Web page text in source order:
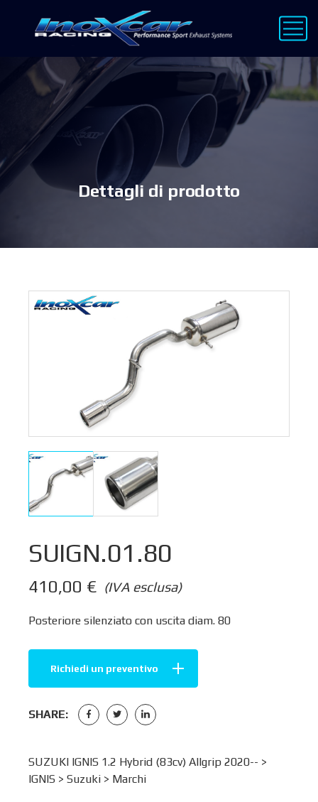
Dettagli di prodotto
SUIGN.01.80
(IVA esclusa)
410,00 €
Posteriore silenziato con uscita diam. 80
Richiedi un preventivo
SHARE:
SUZUKI IGNIS 1.2 Hybrid (83cv) Allgrip 2020-- >
IGNIS > Suzuki > Marchi